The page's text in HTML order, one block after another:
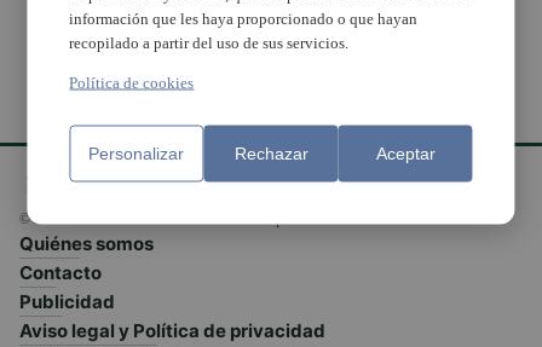
© El Meridiano L'Horta 2026 - Valencia - España
Quiénes somos
Contacto
Publicidad
Aviso legal y Política de privacidad
información que les haya proporcionado o que hayan
recopilado a partir del uso de sus servicios.
Política de cookies
Personalizar Rechazar Aceptar